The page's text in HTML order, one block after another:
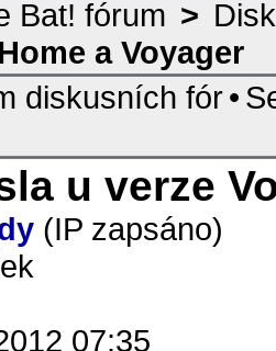
Bat! fórum >
a Voyager
diskusních fór•
u verze
(IP zapsáno)
07:35